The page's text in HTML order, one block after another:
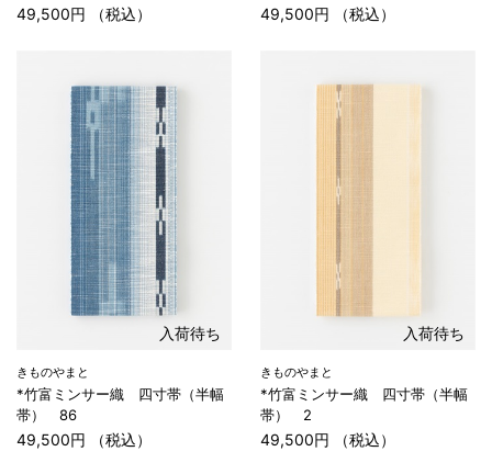
49,500円 （税込） 49,500円 （税込）
入荷待ち
きものやまと
*竹富ミンサー織 四寸帯（半幅
帯） 86
49,500円 （税込）
入荷待ち
きものやまと
*竹富ミンサー織 四寸帯（半幅
帯） 2
49,500円 （税込）